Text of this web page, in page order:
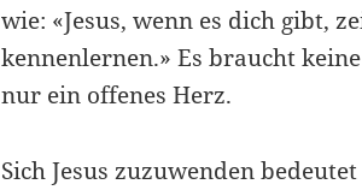
wie: «Jesus, wenn es dich gibt,
kennenlernen.» Es braucht
nur ein offenes Herz.
Sich Jesus zuzuwenden